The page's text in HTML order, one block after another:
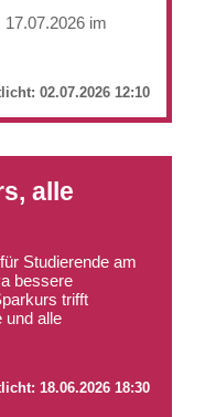
im
02.07.2026 12:10
alle
Studierende am
bessere
trifft
und alle
18.06.2026 18:30